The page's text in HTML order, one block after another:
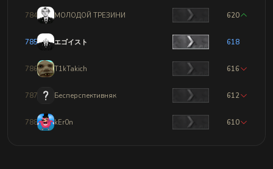
784 МОЛОДОЙ ТРЕЗИНИ 620
785 エゴイスト 618
786 T1kTakich 616
787 Бесперспективняк 612
788 kEr0n 610